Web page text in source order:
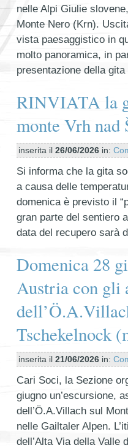
nelle Alpi Giulie
Monte Nero (Krn).
vista paesaggistico in
molto panoramica, in
presentazione della
RINVIATA la
monte Vrh nad
inserita il 26/06/2026 in:
Si informa che la gita
a causa delle
domenica è previsto il
gran parte del sentiero
data del recupero sarà
Domenica 28
Austria con gli
Tschekelnock
inserita il 21/06/2026 in:
Cari Soci, la Sezione
giugno un’escursione,
dell’Ö.A.Villach sul
nelle Gailtaler Alpen.
dell’Alta Via della Valle